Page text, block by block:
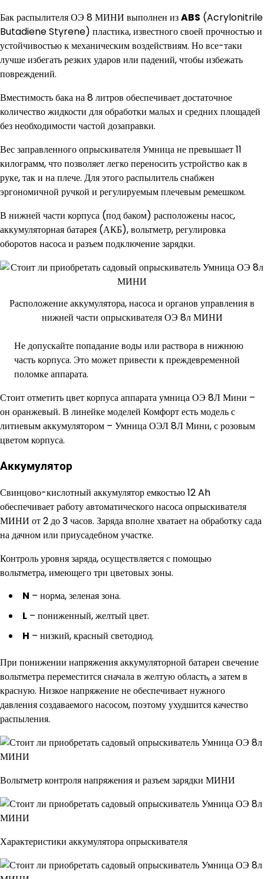
Бак распылителя ОЭ 8 МИНИ выполнен изABS (Acrylonitrile
Butadiene Styrene) пластика, известного своей прочностью и
устойчивостью к механическим воздействиям. Но все-таки
лучше избегать резких ударов или падений, чтобы избежать
повреждений.
Вместимость бака на 8 литров обеспечивает достаточное
количество жидкости для обработки малых и средних площадей
без необходимости частой дозаправки.
Вес заправленного опрыскивателя Умница не превышает 11
килограмм, что позволяет легко переносить устройство как в
руке, так и на плече. Для этого распылитель снабжен
эргономичной ручкой и регулируемым плечевым ремешком.
В нижней части корпуса (под баком) расположены насос,
аккумуляторная батарея (АКБ), вольтметр, регулировка
оборотов насоса и разъем подключение зарядки.
Расположение аккумулятора, насоса и органов управления в
нижней части опрыскивателя ОЭ 8л МИНИ
Не допускайте попадание воды или раствора в нижнюю
часть корпуса. Это может привести к преждевременной
поломке аппарата.
Стоит отметить цвет корпуса аппарата умница ОЭ 8Л Мини –
он оранжевый. В линейке моделей Комфорт есть модель с
литиевым аккумулятором – Умница ОЭЛ 8Л Мини, с розовым
цветом корпуса.
Аккумулятор
Свинцово-кислотный аккумулятор емкостью 12 Ah
обеспечивает работу автоматического насоса опрыскивателя
МИНИ от 2 до 3 часов. Заряда вполне хватает на обработку сада
на дачном или приусадебном участке.
Контроль уровня заряда, осуществляется с помощью
вольтметра, имеющего три цветовых зоны.
N – норма, зеленая зона.
L – пониженный, желтый цвет.
H – низкий, красный светодиод.
При понижении напряжения аккумуляторной батареи свечение
вольтметра переместится сначала в желтую область, а затем в
красную. Низкое напряжение не обеспечивает нужного
давления создаваемого насосом, поэтому ухудшится качество
распыления.
Вольтметр контроля напряжения и разъем зарядки МИНИ
Характеристики аккумулятора опрыскивателя